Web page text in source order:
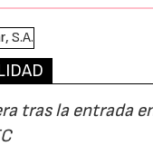
tras la entrada